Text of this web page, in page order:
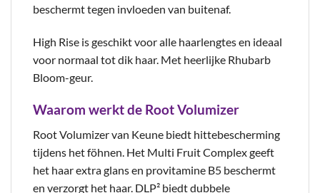
beschermt tegen invloeden van buitenaf.
High Rise is geschikt voor alle haarlengtes en ideaal
voor normaal tot dik haar. Met heerlijke Rhubarb
Bloom-geur.
Waarom werkt de Root Volumizer
Root Volumizer van Keune biedt hittebescherming
tijdens het föhnen. Het Multi Fruit Complex geeft
het haar extra glans en provitamine B5 beschermt
en verzorgt het haar. DLP² biedt dubbele